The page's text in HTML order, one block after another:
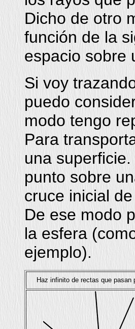
Dicho de otro
función de la
espacio sobre
Si voy
puedo
modo tengo
Para
una
punto sobre
cruce inicial
De ese modo
la esfera
ejemplo).
Haz infinito de rectas que pasan